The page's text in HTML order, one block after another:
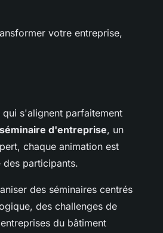
votre entreprise,
qui s'alignent parfaitement
séminaire d'entreprise, un
chaque animation est
participants.
des séminaires centrés
des challenges de
du bâtiment